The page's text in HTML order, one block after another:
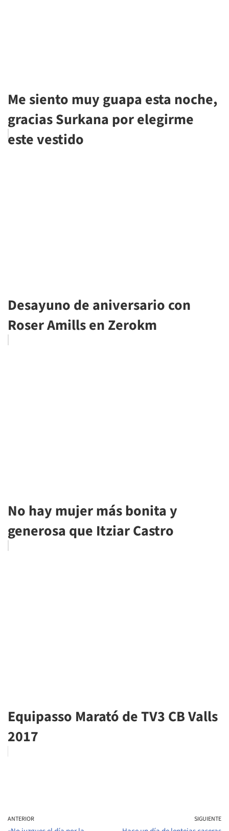
Me siento muy guapa esta noche,
gracias Surkana por elegirme
este vestido
Desayuno de aniversario con
Roser Amills en Zerokm
No hay mujer más bonita y
generosa que Itziar Castro
Equipasso Marató de TV3 CB Valls
2017
ANTERIOR SIGUIENTE